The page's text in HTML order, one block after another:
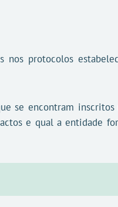
nos protocolos
se encontram inscritos
e qual a entidade